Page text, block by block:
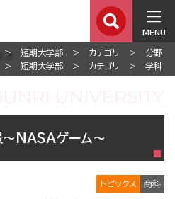
MENU
短期大学部 カテゴリ
分野
短期大学部 カテゴリ 学科
～NASAゲーム～
トピックス 商科